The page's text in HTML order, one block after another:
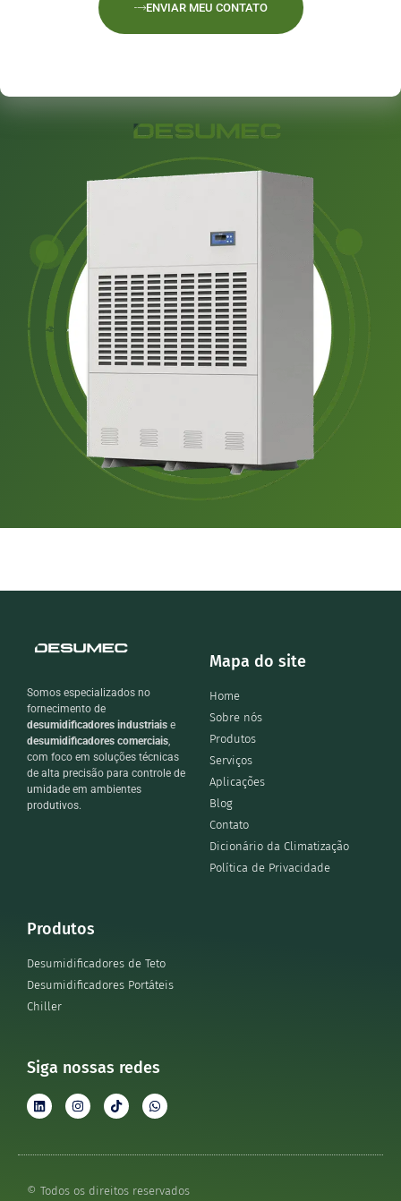
ENVIAR MEU CONTATO
Somos especializados no
fornecimento de
desumidificadores industriais e
desumidificadores comerciais
com foco em soluções técnicas
de alta precisão para controle de
umidade em ambientes
produtivos.
Mapa do site
Home
Sobre nós
Produtos
Serviços
Aplicações
Blog
Contato
Dicionário da Climatização
Política de Privacidade
Produtos
Desumidificadores de Teto
Desumidificadores Portáteis
Chiller
Siga nossas redes
© Todos os direitos reservados